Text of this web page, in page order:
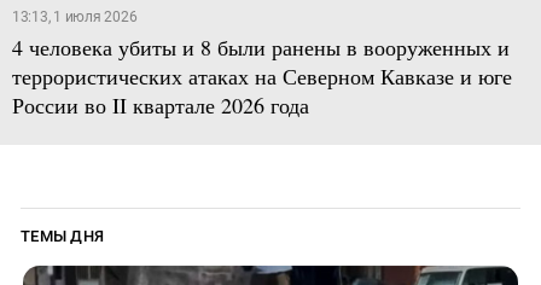
13:13, 1 июля 2026
4 человека убиты и 8 были ранены в вооруженных и
террористических атаках на Северном Кавказе и юге
России во II квартале 2026 года
ТЕМЫ ДНЯ